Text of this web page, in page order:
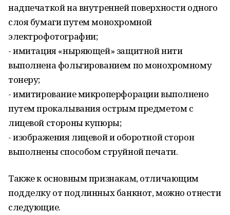
надпечаткой на внутренней поверхности одного
слоя бумаги путем монохромной
электрофотографии;
- имитация «ныряющей» защитной нити
выполнена фольгированием по монохромному
тонеру;
- имитирование микроперфорации выполнено
путем прокалывания острым предметом с
лицевой стороны купюры;
- изображения лицевой и оборотной сторон
выполнены способом струйной печати.
Также к основным признакам, отличающим
подделку от подлинных банкнот, можно отнести
следующие.